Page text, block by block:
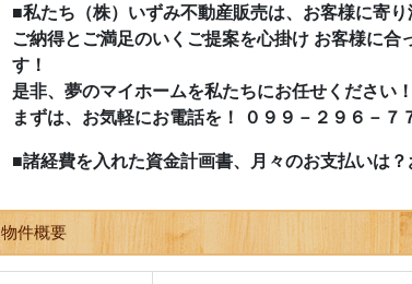
■私たち（株）いずみ不動産販売は、お客様に寄り
ご納得とご満足のいくご提案を心掛け お客様に合
す！
是非、夢のマイホームを私たちにお任せください！
まずは、お気軽にお電話を！ ０９９－２９６－７
■諸経費を入れた資金計画書、月々のお支払いは？
物件概要